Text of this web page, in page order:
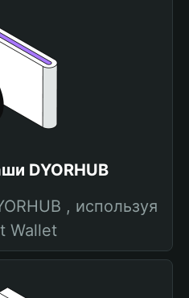
DYORHUB
, используя
Wallet